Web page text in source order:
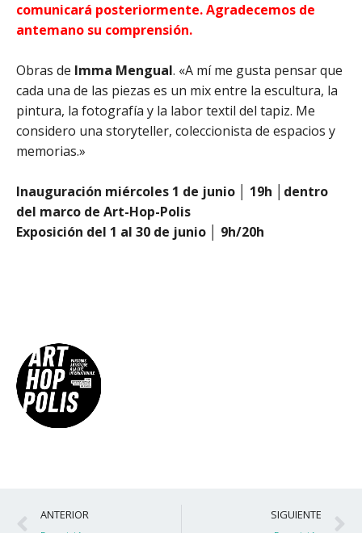
comunicará posteriormente. Agradecemos de
antemano su comprensión.
Obras de Imma Mengual. «A mí me gusta pensar que
cada una de las piezas es un mix entre la escultura, la
pintura, la fotografía y la labor textil del tapiz. Me
considero una storyteller, coleccionista de espacios y
memorias.»
Inauguración miércoles 1 de junio │ 19h │dentro
del marco de Art-Hop-Polis
Exposición del 1 al 30 de junio │ 9h/20h
Ant
ANTERIOR SIGUIENTE